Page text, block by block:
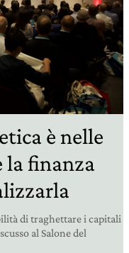
è nelle
la finanza
di traghettare i capitali
al Salone del